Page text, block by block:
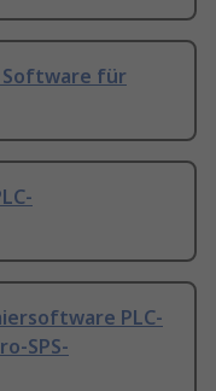
Software für
PLC-
SPS-